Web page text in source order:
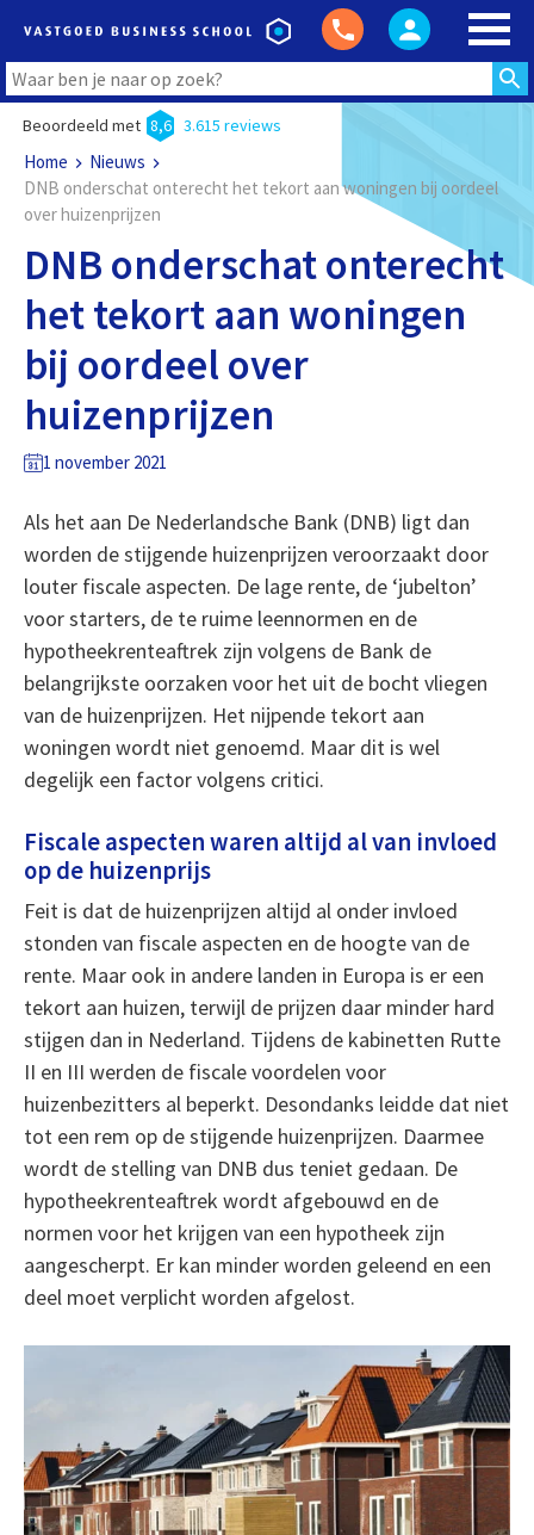
Beoordeeld met 8,6 3.615 reviews
Home
Nieuws
DNB onderschat onterecht het tekort aan woningen bij oordeel
over huizenprijzen
DNB onderschat onterecht
het tekort aan woningen
bij oordeel over
huizenprijzen
1 november 2021
Als het aan De Nederlandsche Bank (DNB) ligt dan
worden de stijgende huizenprijzen veroorzaakt door
louter fiscale aspecten. De lage rente, de ‘jubelton’
voor starters, de te ruime leennormen en de
hypotheekrenteaftrek zijn volgens de Bank de
belangrijkste oorzaken voor het uit de bocht vliegen
van de huizenprijzen. Het nijpende tekort aan
woningen wordt niet genoemd. Maar dit is wel
degelijk een factor volgens critici.
Fiscale aspecten waren altijd al van invloed
op de huizenprijs
Feit is dat de huizenprijzen altijd al onder invloed
stonden van fiscale aspecten en de hoogte van de
rente. Maar ook in andere landen in Europa is er een
tekort aan huizen, terwijl de prijzen daar minder hard
stijgen dan in Nederland. Tijdens de kabinetten Rutte
II en III werden de fiscale voordelen voor
huizenbezitters al beperkt. Desondanks leidde dat niet
tot een rem op de stijgende huizenprijzen. Daarmee
wordt de stelling van DNB dus teniet gedaan. De
hypotheekrenteaftrek wordt afgebouwd en de
normen voor het krijgen van een hypotheek zijn
aangescherpt. Er kan minder worden geleend en een
deel moet verplicht worden afgelost.